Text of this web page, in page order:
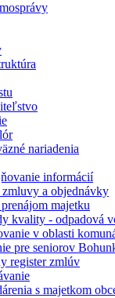
nariadenia
informácií
a objednávky
majetku
kvality - odpadová
v oblasti
pre seniorov
register zmlúv
s majetkom